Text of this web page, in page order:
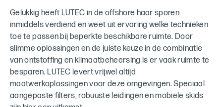
Gelukkig heeft LUTEC in de offshore haar sporen
inmiddels verdiend en weet uit ervaring welke technieken
toe te passen bij beperkte beschikbare ruimte. Door
slimme oplossingen en de juiste keuze in de combinatie
van ontstoffing en klimaatbeheersing is er vaak ruimte te
besparen. LUTEC levert vrijwel altijd
maatwerkoplossingen voor deze omgevingen. Speciaal
aangepaste filters, robuuste leidingen en mobiele skids